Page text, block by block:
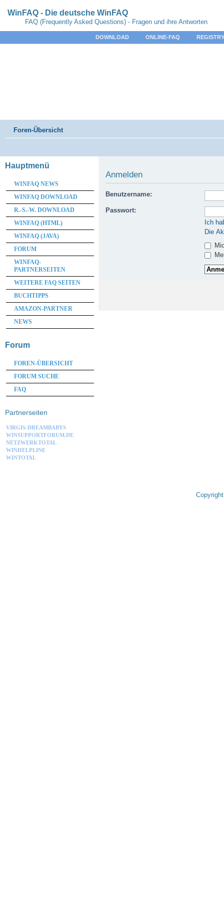
WinFAQ - Die deutsche WinFAQ
FAQ (Frequently Asked Questions) - Fragen und ihre Antworten
DOWNLOAD ONLINE-FAQ
Foren-Übersicht
Anmelden
Benutzername:
Passwort:
Ich
Die
Hauptmenü
WINFAQ NEWS
WINFAQ DOWNLOAD
R.-S.-W. DOWNLOAD
WINFAQ (HTML)
WINFAQ (JAVA)
FORUM
WINFAQ-
PARTNERSEITEN
WEITERE FAQ SEITEN
BUCHTIPPS
AMAZON-PARTNER
NEWS
Forum
FOREN-ÜBERSICHT
FORUM SUCHE
FAQ
Partnerseiten
VIRGIS-DREAMBABYS
WINSUPPORTFORUM.DE
NETZWERKTOTAL
WINHELPLINE
WINTOTAL